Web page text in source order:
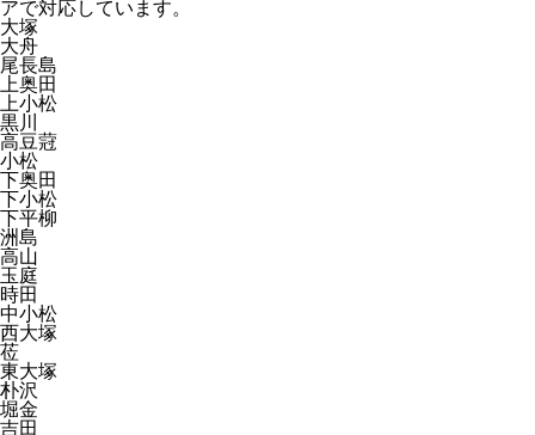
アで対応しています。
大塚
大舟
尾長島
上奥田
上小松
黒川
高豆蒄
小松
下奥田
下小松
下平柳
洲島
高山
玉庭
時田
中小松
西大塚
莅
東大塚
朴沢
堀金
吉田